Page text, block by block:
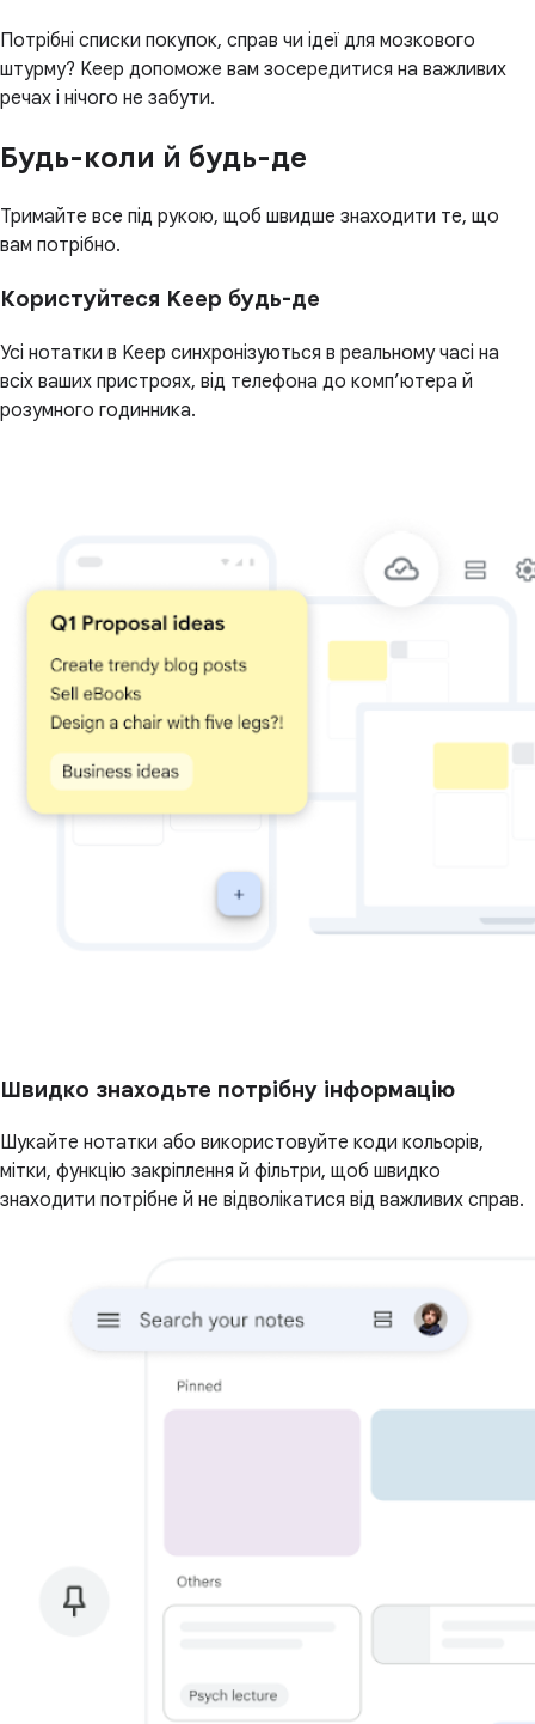
Потрібні списки покупок, справ чи ідеї для мозкового
штурму? Keep допоможе вам зосередитися на важливих
речах і нічого не забути.
Будь-коли й будь-де
Тримайте все під рукою, щоб швидше знаходити те, що
вам потрібно.
Користуйтеся Keep будь-де
Усі нотатки в Keep синхронізуються в реальному часі на
всіх ваших пристроях, від телефона до комп’ютера й
розумного годинника.
Швидко знаходьте потрібну інформацію
Шукайте нотатки або використовуйте коди кольорів,
мітки, функцію закріплення й фільтри, щоб швидко
знаходити потрібне й не відволікатися від важливих справ.